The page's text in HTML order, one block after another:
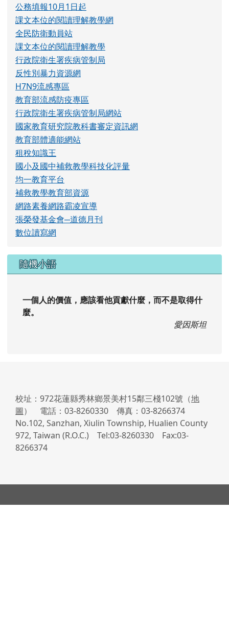
行政院衛生署疾病管制局網站
國家教育研究院教科書審定資訊網
教育部體適能網站
租稅知識王
國小及國中補救教學科技化評量
均一教育平台
補救教學教育部資源
網路素養網路霸凌宣導
張榮發基金會─道德月刊
數位讀寫網
隨機小語
一個人的價值，應該看他貢獻什麼，而不是取得什
麼。
校址：972花蓮縣秀林鄉景美村15鄰三棧102號（地
圖） 電話：03-8260330 傳真：03-8266374
No.102, Sanzhan, Xiulin Township, Hualien County